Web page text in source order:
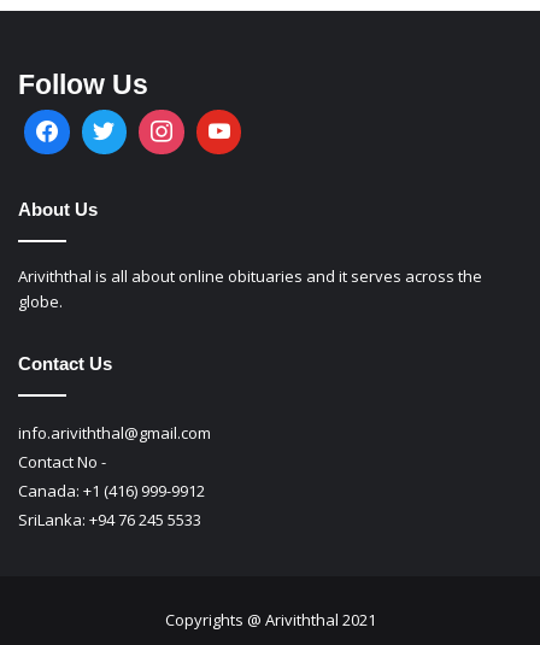
Follow Us
About Us
Ariviththal is all about online obituaries and it serves across the
globe.
Contact Us
info.ariviththal@gmail.com
Contact No -
Canada: +1 (416) 999-9912
SriLanka: +94 76 245 5533
Copyrights @ Ariviththal 2021